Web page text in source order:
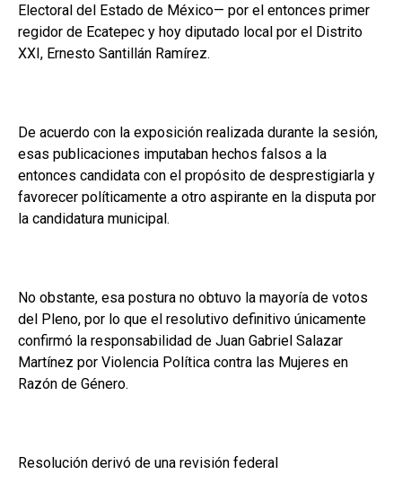
Electoral del Estado de México— por el entonces primer
regidor de Ecatepec y hoy diputado local por el Distrito
XXI, Ernesto Santillán Ramírez.
De acuerdo con la exposición realizada durante la sesión,
esas publicaciones imputaban hechos falsos a la
entonces candidata con el propósito de desprestigiarla y
favorecer políticamente a otro aspirante en la disputa por
la candidatura municipal.
No obstante, esa postura no obtuvo la mayoría de votos
del Pleno, por lo que el resolutivo definitivo únicamente
confirmó la responsabilidad de Juan Gabriel Salazar
Martínez por Violencia Política contra las Mujeres en
Razón de Género.
Resolución derivó de una revisión federal